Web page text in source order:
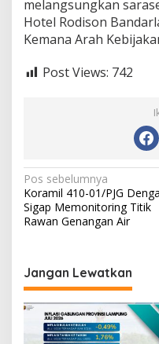
melangsungkan
Hotel Rodison
Kemana Arah
Post Views: 742
N
a
v
g
a
s
Pos sebelumnya
Koramil 410-01/PJG
Sigap Memonitoring Titik
Rawan Genangan Air
Jangan Lewatkan